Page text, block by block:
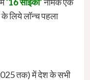
लिये लॉन्च पहला
2025 तक) में देश के सभी